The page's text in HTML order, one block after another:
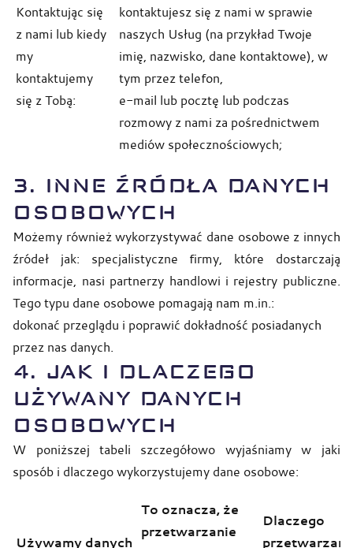
Kontaktując się
z nami lub kiedy
my
kontaktujemy
się z Tobą:
kontaktujesz się z nami w sprawie
naszych Usług (na przykład Twoje
imię, nazwisko, dane kontaktowe), w
tym przez telefon,
e-mail lub pocztę lub podczas
rozmowy z nami za pośrednictwem
mediów społecznościowych;
3. INNE ŹRÓDŁA DANYCH
OSOBOWYCH
Możemy również wykorzystywać dane osobowe z innych
źródeł jak: specjalistyczne firmy, które dostarczają
informacje, nasi partnerzy handlowi i rejestry publiczne.
Tego typu dane osobowe pomagają nam m.in.:
dokonać przeglądu i poprawić dokładność posiadanych
przez nas danych.
4. JAK I DLACZEGO
UŻYWANY DANYCH
OSOBOWYCH
W poniższej tabeli szczegółowo wyjaśniamy w jaki
sposób i dlaczego wykorzystujemy dane osobowe:
Używamy danych
To oznacza, że
przetwarzanie
Dlaczego